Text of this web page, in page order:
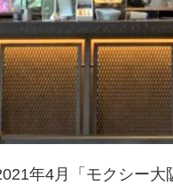
年4月「モクシー大